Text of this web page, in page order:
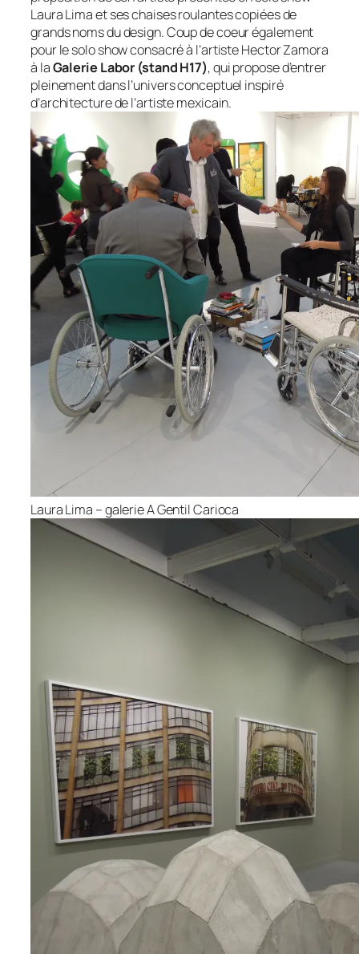
Laura Lima et ses chaises roulantes copiées de
grands noms du design. Coup de coeur également
pour le solo show consacré à l’artiste Hector Zamora
à laGalerie Labor (stand H17), qui propose d’entrer
pleinement dans l’univers conceptuel inspiré
d’architecture de l’artiste mexicain.
Laura Lima – galerie A Gentil Carioca